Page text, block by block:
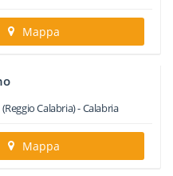
Mappa
(Reggio Calabria) -Calabria
Mappa